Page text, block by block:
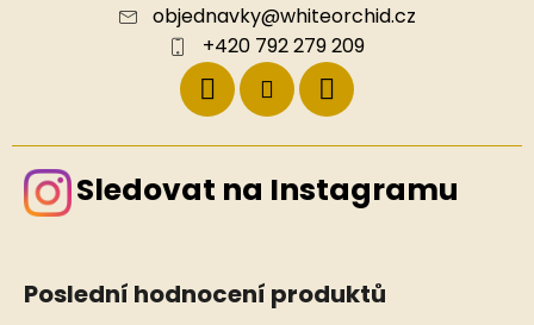
objednavky@whiteorchid.cz
+420 792 279 209
Sledovat na Instagramu
Poslední hodnocení produktů